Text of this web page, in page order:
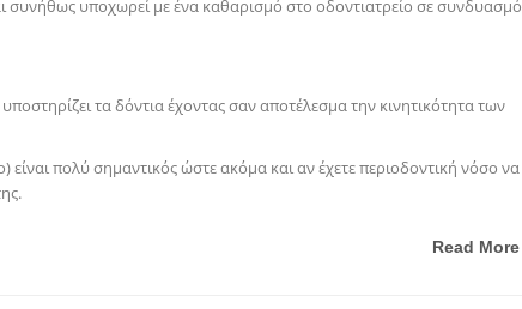
συνήθως υποχωρεί με ένα καθαρισμό στο οδοντιατρείο σε συνδυασμό
τα δόντια έχοντας σαν αποτέλεσμα την κινητικότητα των
πολύ σημαντικός ώστε ακόμα και αν έχετε περιοδοντική νόσο να
Read More